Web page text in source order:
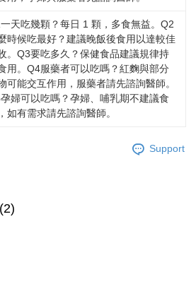
天吃幾顆？每日 1 顆，多食無益。Q2
時候吃最好？建議晚飯後食用以達較佳
。Q3要吃多久？保健食品建議規律持
用。Q4服藥者可以吃嗎？紅麴與部分
可能交互作用，服藥者請先諮詢醫師。
婦可以吃嗎？孕婦、哺乳期不建議食
如有需求請先諮詢醫師。
Support